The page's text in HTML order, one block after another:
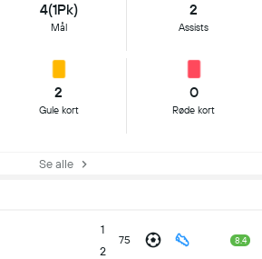
4(1Pk)
Mål
2
Assists
2
Gule kort
0
Røde kort
Se alle
1
2
75 8.4